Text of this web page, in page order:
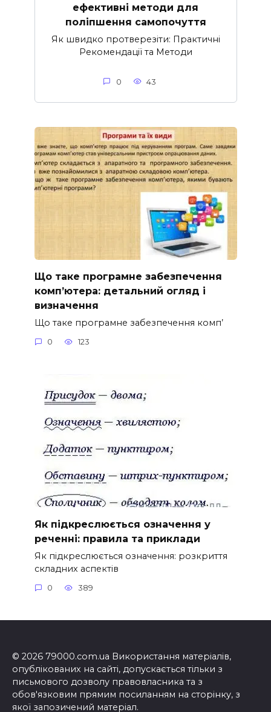
ефективні методи для
поліпшення самопочуття
Як швидко протверезіти: Практичні
Рекомендації та Методи
0 43
Що таке програмне забезпечення
комп’ютера: детальний огляд і
визначення
Що таке програмне забезпечення комп’
0 123
Як підкреслюється означення у
реченні: правила та приклади
Як підкреслюється означення: розкриття
складних аспектів
0 389
© 2026 79000.com.ua Використання матеріалів,
опублікованих на сайті, допускається тільки з
письмового дозволу правовласника та з
обов'язковим прямим посиланням на сторінку, з
якої запозичений матеріал.